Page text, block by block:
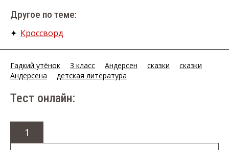
Другое по теме:
✦ Кроссворд
Гадкий утёнок 3 класс Андерсен сказки
сказки
Андерсена
детская литература
Тест онлайн:
1